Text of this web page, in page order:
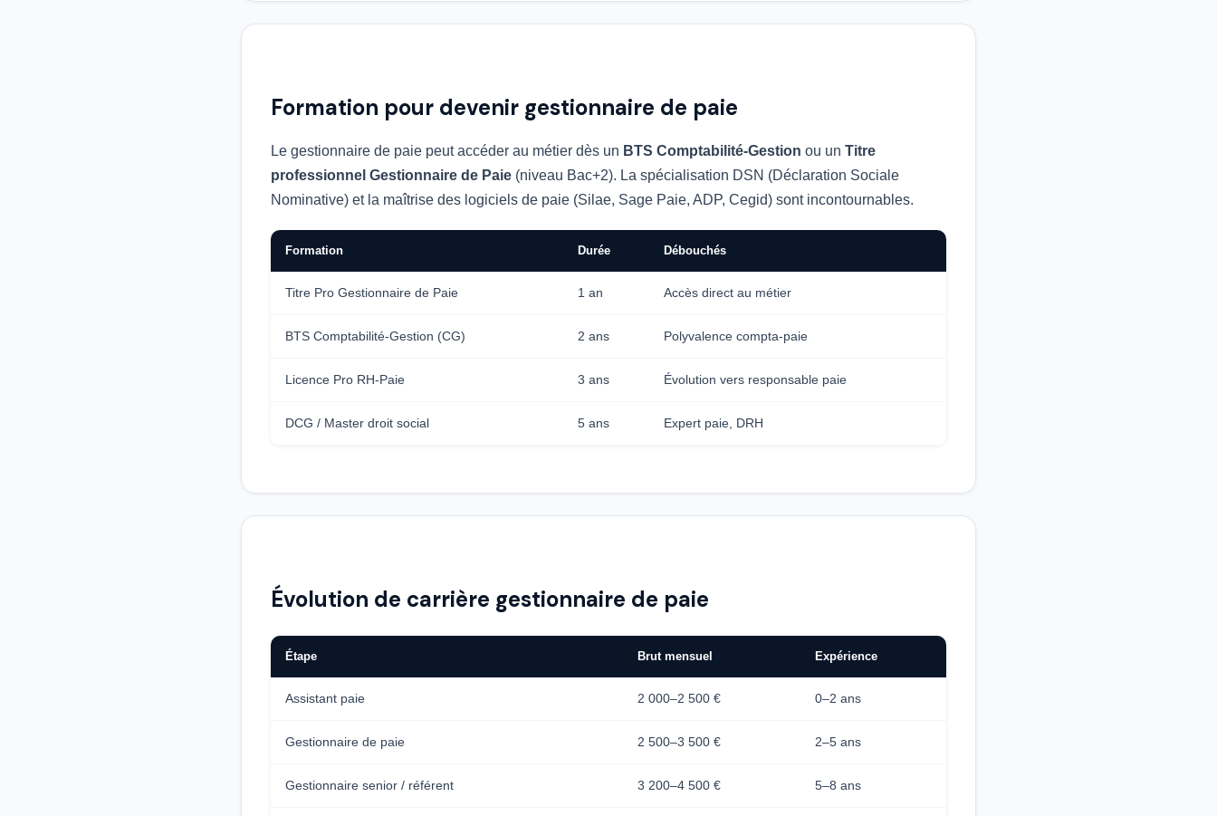
Formation pour devenir gestionnaire de paie
Le gestionnaire de paie peut accéder au métier dès un BTS Comptabilité-Gestion ou un Titre
professionnel Gestionnaire de Paie (niveau Bac+2). La spécialisation DSN (Déclaration Sociale
Nominative) et la maîtrise des logiciels de paie (Silae, Sage Paie, ADP, Cegid) sont incontournables.
Formation Durée Débouchés
Titre Pro Gestionnaire de Paie 1 an Accès direct au métier
BTS Comptabilité-Gestion (CG) 2 ans Polyvalence compta-paie
Licence Pro RH-Paie 3 ans Évolution vers responsable paie
DCG / Master droit social 5 ans Expert paie, DRH
Évolution de carrière gestionnaire de paie
Étape Brut mensuel Expérience
Assistant paie 2 000–2 500 € 0–2 ans
Gestionnaire de paie 2 500–3 500 € 2–5 ans
Gestionnaire senior / référent 3 200–4 500 € 5–8 ans